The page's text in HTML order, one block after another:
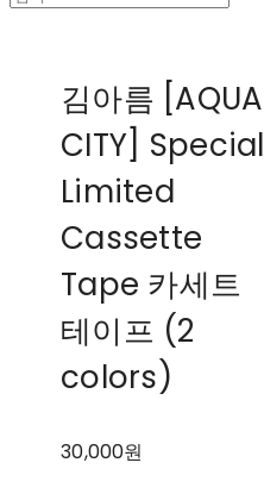
김아름 [AQUA
CITY] Special
Limited
Cassette
Tape 카세트
테이프 (2
colors)
30,000원